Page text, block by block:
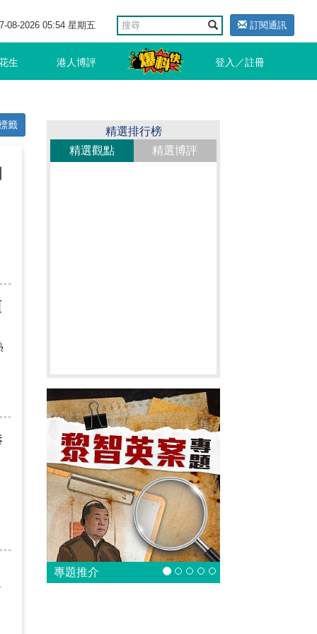
08-2026 05:54 星期五 訂閱通訊
生 港人博評 登入／註冊
籤
精選排行榜
精選觀點
精選博評
專題推介